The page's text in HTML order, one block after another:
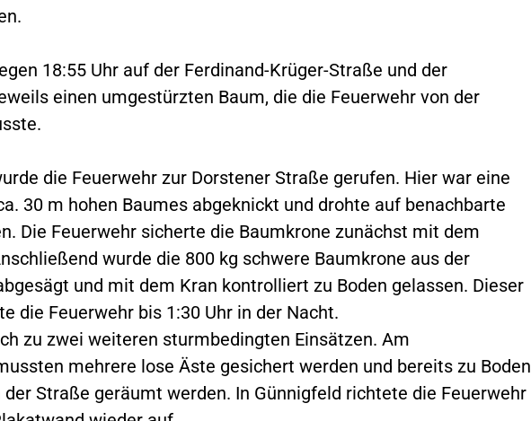
18:55 Uhr auf der Ferdinand-Krüger-Straße und der
einen umgestürzten Baum, die die Feuerwehr von der
die Feuerwehr zur Dorstener Straße gerufen. Hier war eine
30 m hohen Baumes abgeknickt und drohte auf benachbarte
Die Feuerwehr sicherte die Baumkrone zunächst mit dem
wurde die 800 kg schwere Baumkrone aus der
und mit dem Kran kontrolliert zu Boden gelassen. Dieser
die Feuerwehr bis 1:30 Uhr in der Nacht.
zu zwei weiteren sturmbedingten Einsätzen. Am
mehrere lose Äste gesichert werden und bereits zu Boden
Straße geräumt werden. In Günnigfeld richtete die Feuerwehr